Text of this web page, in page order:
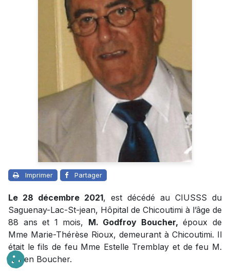
Imprimer Partager
Le 28 décembre 2021, est décédé au CIUSSS du
Saguenay-Lac-St-jean, Hôpital de Chicoutimi à l’âge de
88 ans et 1 mois, M. Godfroy Boucher, époux de
Mme Marie-Thérèse Rioux, demeurant à Chicoutimi. Il
était le fils de feu Mme Estelle Tremblay et de feu M.
Adrien Boucher.